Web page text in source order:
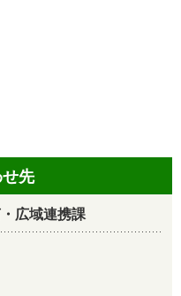
先
広域連携課